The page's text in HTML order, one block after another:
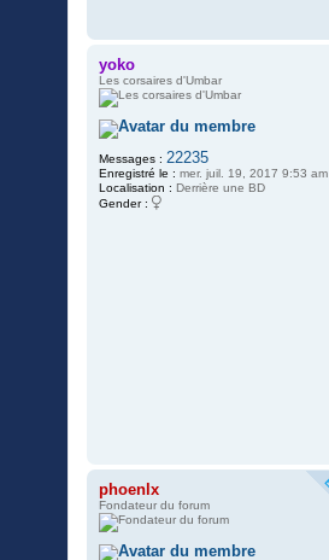
yoko
Les corsaires d'Umbar
Messages : 22235
Enregistré le : mer. juil. 19, 2017 9:53 am
Localisation : Derrière une BD
Gender :
phoenlx
Fondateur du forum